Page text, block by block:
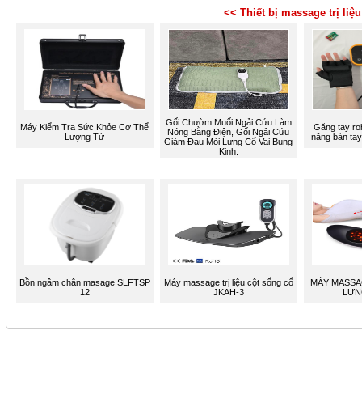
<< Thiết bị massage trị
Máy Kiểm Tra Sức Khỏe Cơ Thể
Lượng Tử
Gối Chườm Muối Ngải Cứu Làm
Nóng Bằng Điện, Gối Ngải Cứu
Giảm Đau Mỏi Lưng Cổ Vai Bụng
Kinh.
Găng tay
năng bàn
Bồn ngâm chân masage SLFTSP
12
Máy massage trị liệu cột sống cổ
JKAH-3
MÁY